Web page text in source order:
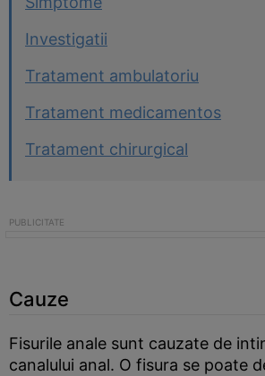
Investigatii
Tratament ambulatoriu
Tratament medicamentos
Tratament chirurgical
Cauze
Fisurile anale sunt cauzate de
canalului anal. O fisura se poate